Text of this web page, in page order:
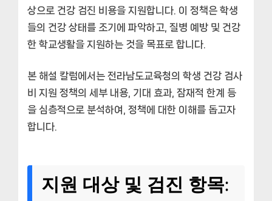
상으로 건강 검진 비용을 지원합니다. 이 정책은 학생
들의 건강 상태를 조기에 파악하고, 질병 예방 및 건강
한 학교생활을 지원하는 것을 목표로 합니다.
본 해설 칼럼에서는 전라남도교육청의 학생 건강 검사
비 지원 정책의 세부 내용, 기대 효과, 잠재적 한계 등
을 심층적으로 분석하여, 정책에 대한 이해를 돕고자
합니다.
지원 대상 및 검진 항목: